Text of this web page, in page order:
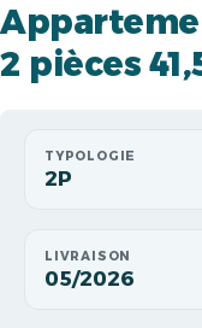
2 pièces
TYPOLOGIE
2P
LIVRAISON
05/2026